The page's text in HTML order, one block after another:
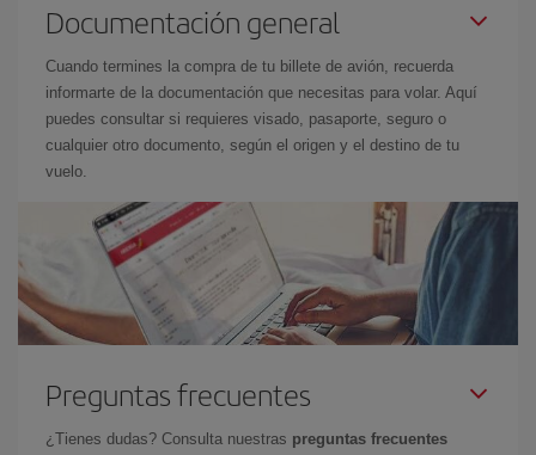
Documentación general
Cuando termines la compra de tu billete de avión, recuerda
informarte de la documentación que necesitas para volar. Aquí
puedes consultar si requieres visado, pasaporte, seguro o
cualquier otro documento, según el origen y el destino de tu
vuelo.
Preguntas frecuentes
¿Tienes dudas? Consulta nuestras preguntas frecuentes